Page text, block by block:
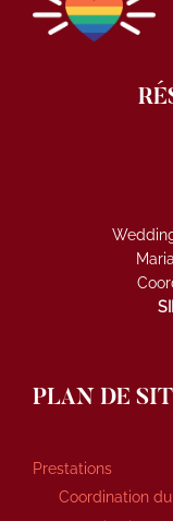
PLAN DE
Prestations
Coordination